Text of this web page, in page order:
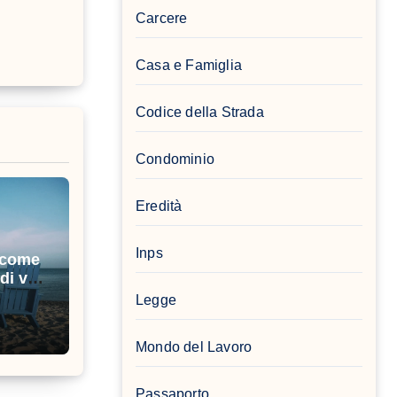
vita
Carcere
Casa e Famiglia
Codice della Strada
Condominio
Eredità
Inps
Legge
Mondo del Lavoro